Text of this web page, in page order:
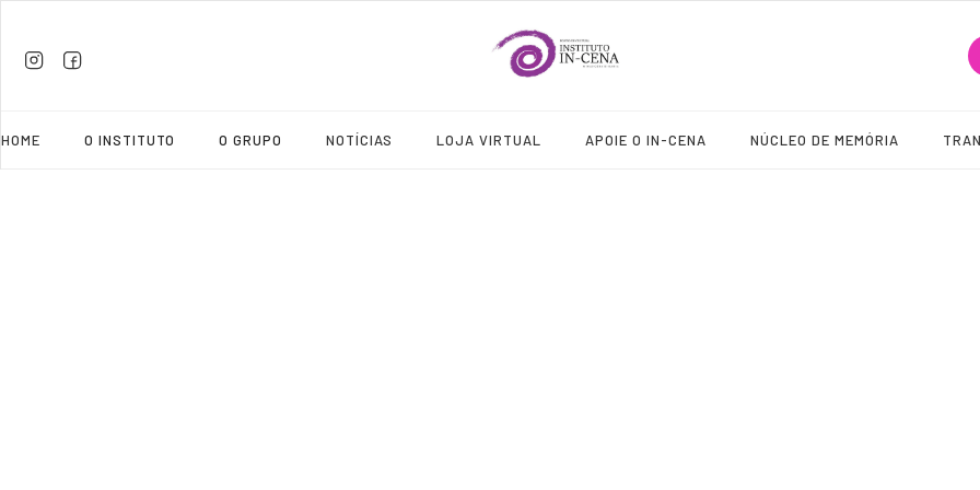
HOME O INSTITUTO O GRUPO NOTÍCIAS LOJA VIRTUAL APOIE O IN-CENA NÚCLEO DE MEMÓRIA